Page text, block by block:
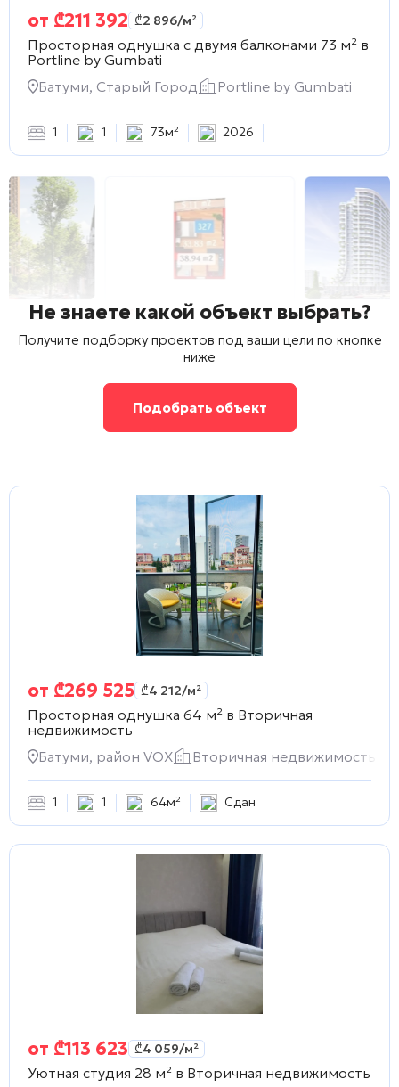
от ₾211 392 ₾2 896/м²
Просторная однушка с двумя балконами 73 м² в
Portline by Gumbati
Батуми, Старый Город
Portline by Gumbati
1 1 73м² 2026
Не знаете какой объект выбрать?
Получите подборку проектов под ваши цели по кнопке
ниже
Подобрать объект
от ₾269 525 ₾4 212/м²
Просторная однушка 64 м² в Вторичная
недвижимость
Батуми, район VOX
Вторичная недвижимость
1 1 64м² Сдан
от ₾113 623 ₾4 059/м²
Уютная студия 28 м² в Вторичная недвижимость